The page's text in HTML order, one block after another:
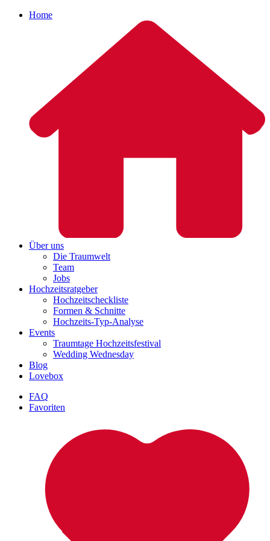
Home
Über uns
Die Traumwelt
Team
Jobs
Hochzeitsratgeber
Hochzeitscheckliste
Formen & Schnitte
Hochzeits-Typ-Analyse
Events
Traumtage Hochzeitsfestival
Wedding Wednesday
Blog
Lovebox
FAQ
Favoriten